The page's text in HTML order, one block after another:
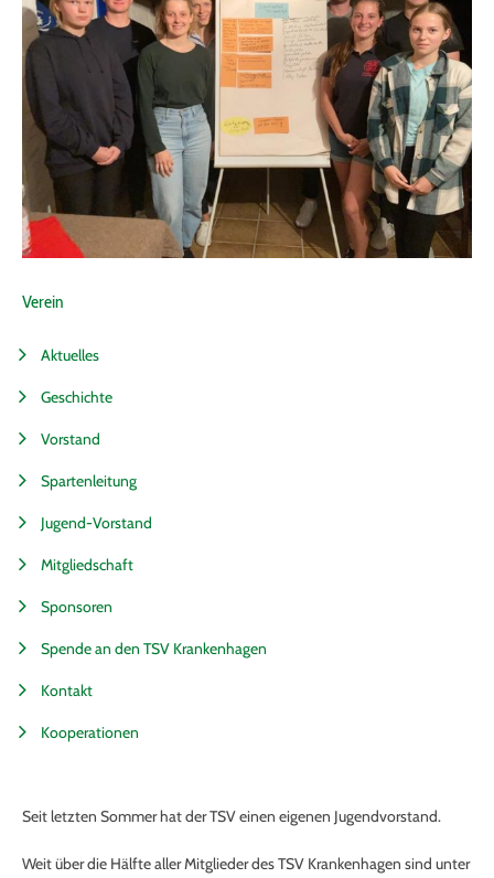
Verein
Aktuelles
Geschichte
Vorstand
Spartenleitung
Jugend-Vorstand
Mitgliedschaft
Sponsoren
Spende an den TSV Krankenhagen
Kontakt
Kooperationen
Seit letzten Sommer hat der TSV einen eigenen Jugendvorstand.
Weit über die Hälfte aller Mitglieder des TSV Krankenhagen sind unter